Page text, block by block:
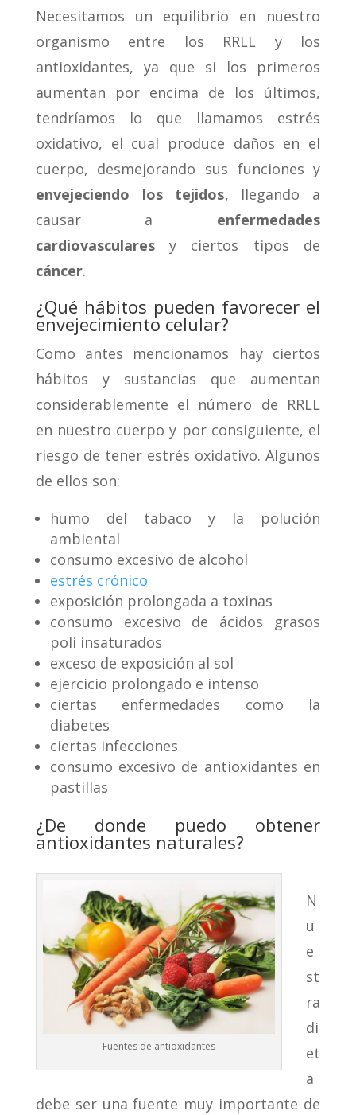
Necesitamos un equilibrio en nuestro
organismo entre los RRLL y los
antioxidantes, ya que si los primeros
aumentan por encima de los últimos,
tendríamos lo que llamamos estrés
oxidativo, el cual produce daños en el
cuerpo, desmejorando sus funciones y
envejeciendo los tejidos, llegando a
causar a enfermedades
cardiovascularesy ciertos tipos de
cáncer.
¿Qué hábitos pueden favorecer el
envejecimiento celular?
Como antes mencionamos hay ciertos
hábitos y sustancias que aumentan
considerablemente el número de RRLL
en nuestro cuerpo y por consiguiente, el
riesgo de tener estrés oxidativo. Algunos
de ellos son:
humo del tabaco y la polución
ambiental
consumo excesivo de alcohol
estrés crónico
exposición prolongada a toxinas
consumo excesivo de ácidos grasos
poli insaturados
exceso de exposición al sol
ejercicio prolongado e intenso
ciertas enfermedades como la
diabetes
ciertas infecciones
consumo excesivo de antioxidantes en
pastillas
¿De donde puedo obtener
antioxidantes naturales?
Fuentes de antioxidantes
N
u
e
st
ra
di
et
a
debe ser una fuente muy importante de